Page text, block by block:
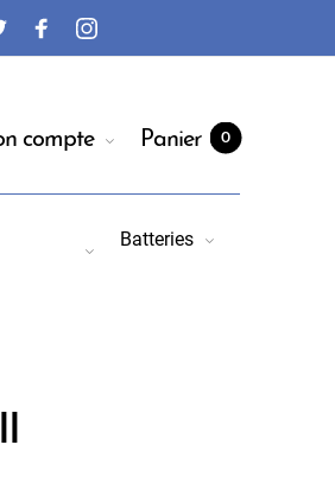
compte Panier 0
Batteries